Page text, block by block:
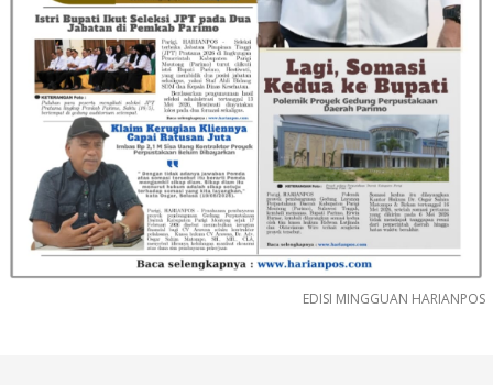
EDISI MINGGUAN HARIANPOS